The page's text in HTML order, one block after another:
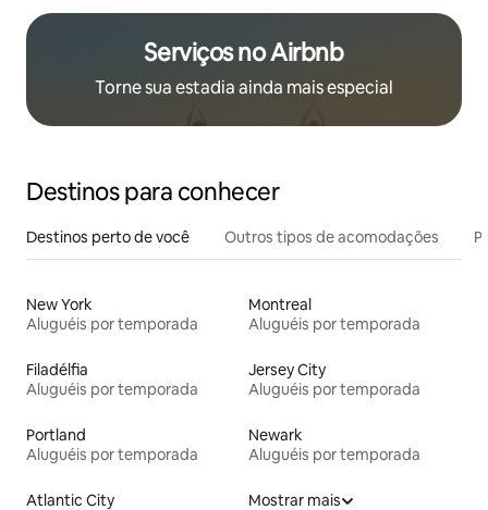
Serviços no Airbnb
Torne sua estadia ainda mais especial
Destinos para conhecer
Destinos perto de você Outros tipos de acomodações
New York
Aluguéis por temporada
Montreal
Aluguéis por temporada
Filadélfia
Aluguéis por temporada
Jersey City
Aluguéis por temporada
Portland
Aluguéis por temporada
Newark
Aluguéis por temporada
Atlantic City Mostrar mais